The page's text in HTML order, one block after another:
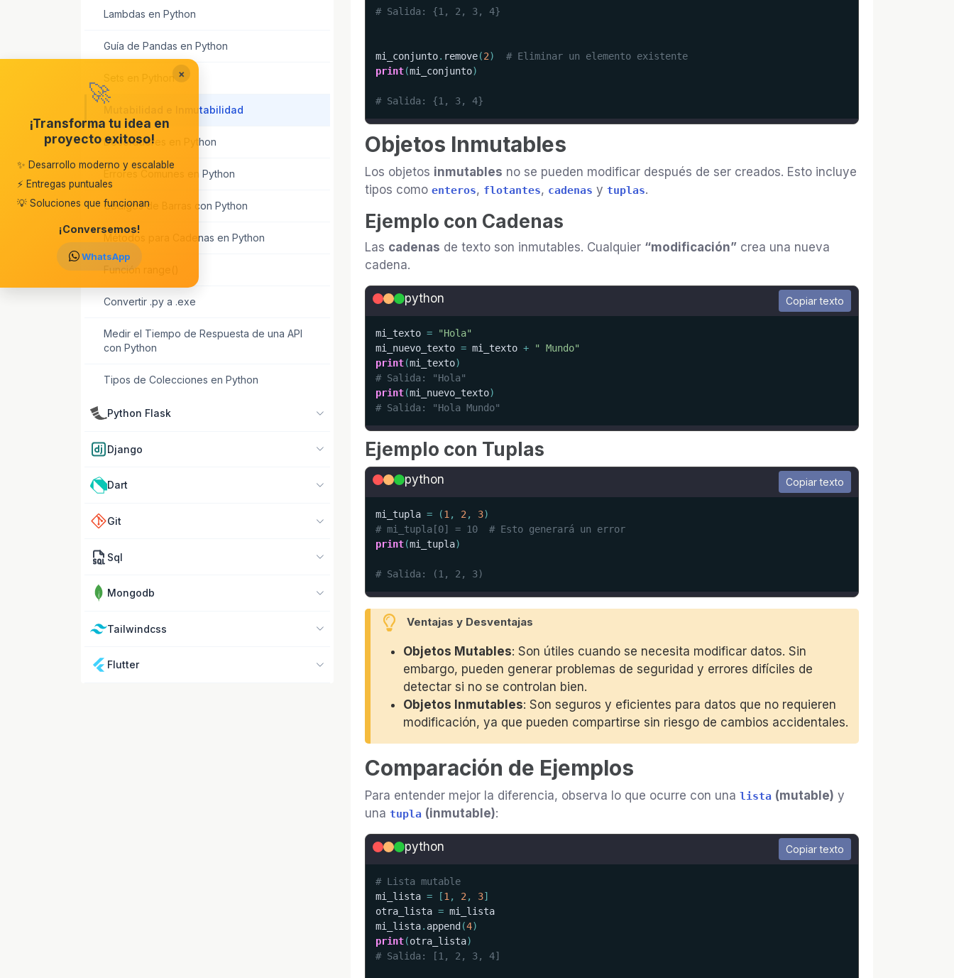
Lambdas en Python
Guía de Pandas en Python
Mutabilidad e Inmutabilidad
Decoradores en Python
Errores Comunes en Python
Códigos de Barras con Python
Métodos para Cadenas en Python
Función range()
Convertir .py a .exe
Medir el Tiempo de Respuesta de una API
con Python
Tipos de Colecciones en Python
Python Flask
Django
Dart
Git
Sql
Mongodb
Tailwindcss
Flutter
# Salida: {1, 2, 3, 4}
mi_conjunto. remove(2)
# Eliminar un elemento existente
print(mi_conjunto)
# Salida: {1, 3, 4}
Objetos Inmutables
Los objetos inmutables no se pueden modificar después de ser creados. Esto incluye
tipos como enteros, flotantes, cadenas y tuplas.
Ejemplo con Cadenas
Las cadenas de texto son inmutables. Cualquier “modificación” crea una nueva
cadena.
python Copiar texto
mi_texto =
"Hola"
mi_nuevo_texto = mi_texto +
" Mundo"
print(mi_texto)
# Salida: "Hola"
print(mi_nuevo_texto)
# Salida: "Hola Mundo"
Ejemplo con Tuplas
python Copiar texto
mi_tupla = (1 , 2 , 3)
# mi_tupla[0] = 10  # Esto generará un error
print(mi_tupla)
# Salida: (1, 2, 3)
Ventajas y Desventajas
Objetos Mutables: Son útiles cuando se necesita modificar datos. Sin
embargo, pueden generar problemas de seguridad y errores difíciles de
detectar si no se controlan bien.
Objetos Inmutables: Son seguros y eficientes para datos que no requieren
modificación, ya que pueden compartirse sin riesgo de cambios accidentales.
Comparación de Ejemplos
Para entender mejor la diferencia, observa lo que ocurre con una lista (mutable) y
una tupla (inmutable):
python Copiar texto
# Lista mutable
mi_lista = [1, 2, 3]
otra_lista = mi_lista
mi_lista. append (4)
print(otra_lista)
# Salida: [1, 2, 3, 4]
×
🚀
¡Transforma tu idea en
proyecto exitoso!
✨ Desarrollo moderno y escalable
⚡ Entregas puntuales
💡 Soluciones que funcionan
¡Conversemos!
WhatsApp